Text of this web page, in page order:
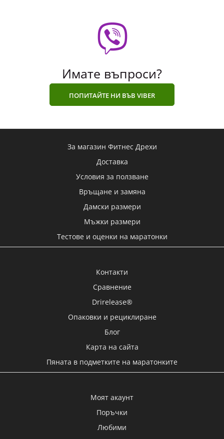
Имате въпроси?
ПОПИТАЙТЕ НИ ВЪВ VIBER
За магазин Фитнес Дрехи
Доставка
Условия за ползване
Връщане и замяна
Дамски размери
Мъжки размери
Тестове и оценки на маратонки
Контакти
Сравнение
Drirelease®
Опаковки и рециклиране
Блог
Карта на сайта
Пяната в подметките на маратонките
Моят акаунт
Поръчки
Любими